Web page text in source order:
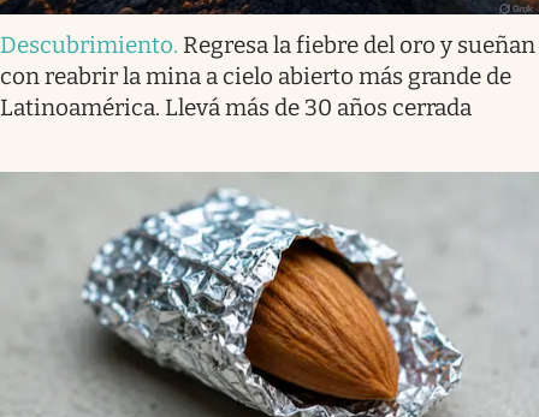
Descubrimiento. Regresa la fiebre del oro y sueñan
con reabrir la mina a cielo abierto más grande de
Latinoamérica. Llevá más de 30 años cerrada